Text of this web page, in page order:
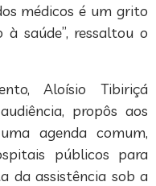
médicos é um grito
saúde”, ressaltou o
Aloísio Tibiriçá
propôs aos
agenda comum,
públicos para
da assistência sob a